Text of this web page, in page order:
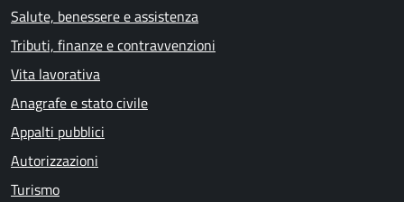
Salute, benessere e assistenza
Tributi, finanze e contravvenzioni
Vita lavorativa
Anagrafe e stato civile
Appalti pubblici
Autorizzazioni
Turismo